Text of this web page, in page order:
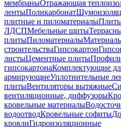
мембраныОтражающая
лентыПоликарбонат
плитные и пиломатериалы
ЛДСПМебельные щиты
плитыПиломатериалы
строительстваГипсокартон
листыЦементные плиты
гипсокартонаКомплектующие
армирующиеУплотнительные
плитыВентиляторы вытяжные
вентиляционные, диффузоры
кровельные материалы
водоотводКровельные софиты
кровлиГидроизоляционные